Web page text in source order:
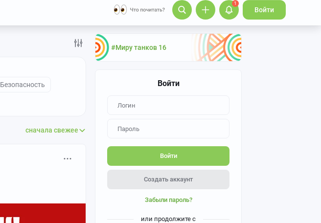
1
Войти
#Миру танков 16
Войти
Войти
Создать аккаунт
Забыли пароль?
или продолжите с
Безопасность
сначала свежее